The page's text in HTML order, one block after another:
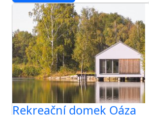
Rekreační domek Oáza